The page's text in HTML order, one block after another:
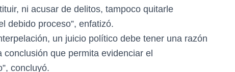
ni acusar de delitos, tampoco quitarle
debido proceso”, enfatizó.
un juicio político debe tener una razón
que permita evidenciar el
concluyó.